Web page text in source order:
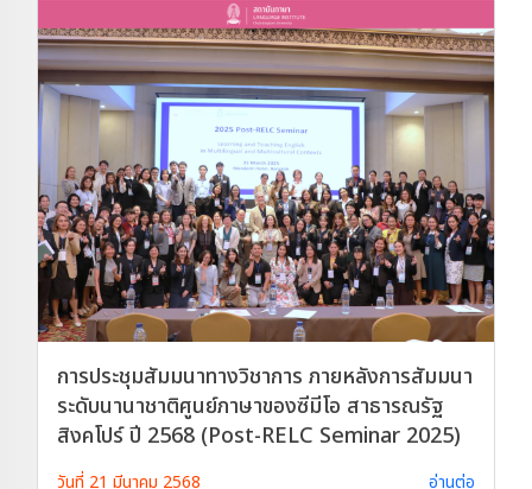
การประชุมสัมมนาทางวิชาการ ภายหลังการสัมมนา
ระดับนานาชาติศูนย์ภาษาของซีมีโอ สาธารณรัฐ
สิงคโปร์ ปี 2568 (Post-RELC Seminar 2025)
วันที่ 21 มีนาคม 2568 อ่านต่อ